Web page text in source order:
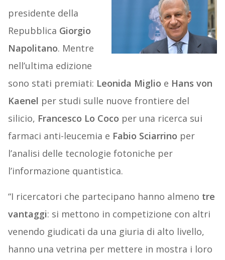
presidente della
Repubblica Giorgio
Napolitano. Mentre
nell’ultima edizione
sono stati premiati: Leonida Miglio e Hans von
Kaenel per studi sulle nuove frontiere del
silicio, Francesco Lo Coco per una ricerca sui
farmaci anti-leucemia e Fabio Sciarrino per
l’analisi delle tecnologie fotoniche per
l’informazione quantistica.
“I ricercatori che partecipano hanno almeno tre
vantaggi: si mettono in competizione con altri
venendo giudicati da una giuria di alto livello,
hanno una vetrina per mettere in mostra i loro